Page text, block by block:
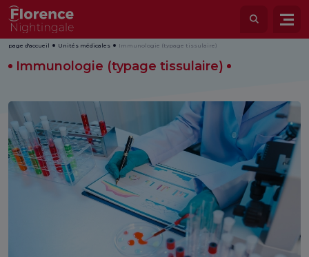
page d'accueil Unités médicales Immunologie (typage tissulaire)
Immunologie (typage tissulaire)